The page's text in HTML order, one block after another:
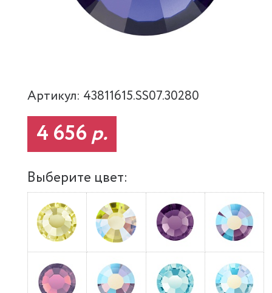
Артикул: 43811615.SS07.30280
4 656р.
Выберите цвет: